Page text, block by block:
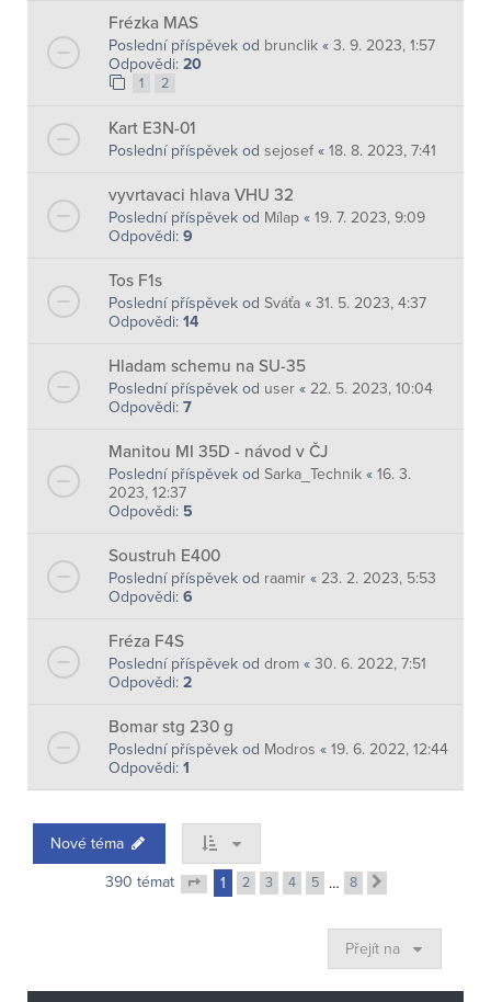
Frézka MAS
Poslední příspěvek od brunclik « 3. 9. 2023, 1:57
Odpovědi: 20
1 2
Kart E3N-01
Poslední příspěvek od sejosef « 18. 8. 2023, 7:41
vyvrtavaci hlava VHU 32
Poslední příspěvek od Mílap « 19. 7. 2023, 9:09
Odpovědi: 9
Tos F1s
Poslední příspěvek od Sváťa « 31. 5. 2023, 4:37
Odpovědi: 14
Hladam schemu na SU-35
Poslední příspěvek od user « 22. 5. 2023, 10:04
Odpovědi: 7
Manitou MI 35D - návod v ČJ
Poslední příspěvek od Sarka_Technik « 16. 3.
2023, 12:37
Odpovědi: 5
Soustruh E400
Poslední příspěvek od raamir « 23. 2. 2023, 5:53
Odpovědi: 6
Fréza F4S
Poslední příspěvek od drom « 30. 6. 2022, 7:51
Odpovědi: 2
Bomar stg 230 g
Poslední příspěvek od Modros « 19. 6. 2022, 12:44
Odpovědi: 1
Nové téma
390 témat Stránka z8
1 2 3 4 5 … 8
Přejít na